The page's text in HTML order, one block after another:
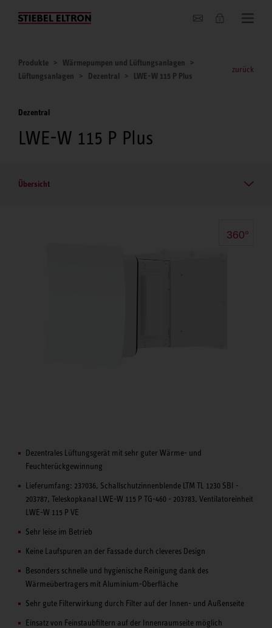
Unternehmen
Produkte
Wärmepumpen und Lüftungsanlagen
Lüftungsanlagen
Dezentral LWE-W 115 P Plus
zurück
Dezentral
LWE-W 115 P Plus
Übersicht
360°
Dezentrales Lüftungsgerät mit sehr guter Wärme- und
Feuchterückgewinnung
Lieferumfang: 237036, Schallschutzinnenblende LTM TL 1230 SBI -
203787, Teleskopkanal LWE-W 115 P TG-460 - 203783, Ventilatoreinheit
LWE-W 115 P VE
Sehr leise im Betrieb
Keine Laufspuren an der Fassade durch cleveres Design
Besonders schnelle und hygienische Reinigung dank des
Wärmeübertragers mit Aluminium-Oberfläche
Sehr gute Filterwirkung durch Filter auf der Innen- und Außenseite
Einsatz von Feinstaubfiltern auf der Innenraumseite möglich